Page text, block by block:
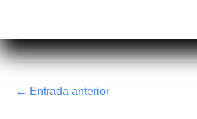
← Entrada anterior